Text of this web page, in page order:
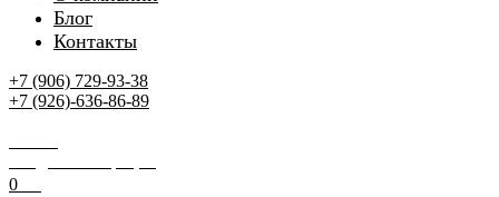
Блог
Контакты
+7 (906) 729-93-38
+7 (926)-636-86-89
0